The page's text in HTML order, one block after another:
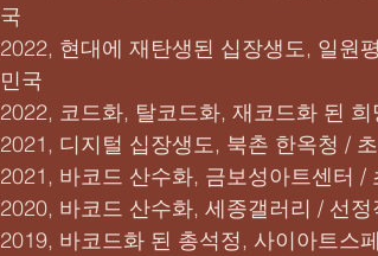
국
2022, 현대에 재탄생된 십장생도, 일원
민국
2022, 코드화, 탈코드화, 재코드화 된
2021, 디지털 십장생도, 북촌 한옥청 /
2021, 바코드 산수화, 금보성아트센터 /
2020, 바코드 산수화, 세종갤러리 / 선
2019, 바코드화 된 총석정, 사이아트스